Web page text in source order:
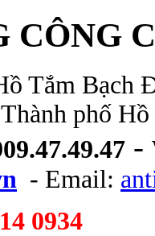
CÔNG
Tắm Bạch
phố
-
- Email:
0934